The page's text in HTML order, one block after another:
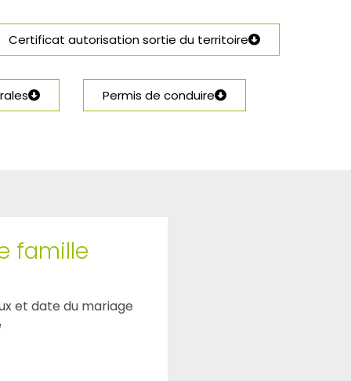
Certificat autorisation sortie du territoire
Permis de conduire
famille
et date du mariage